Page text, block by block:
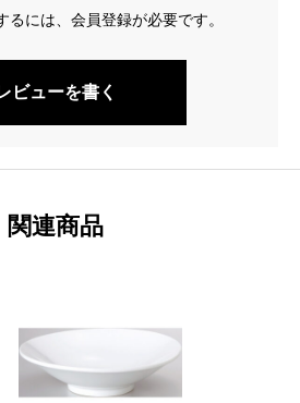
るには、会員登録が必要です。
ビューを書く
関連商品